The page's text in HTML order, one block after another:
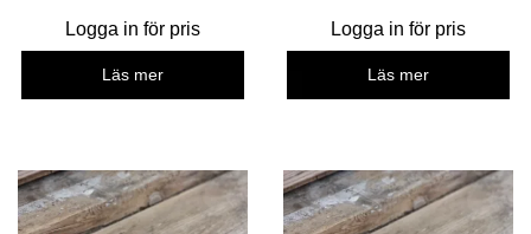
Logga in för pris
Läs mer
Logga in för pris
Läs mer